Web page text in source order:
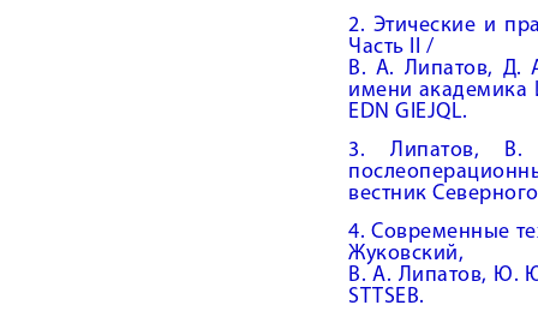
2. Этические и
Часть II /
В. А. Липатов, Д.
имени академика
EDN GIEJQL.
3. Липатов, В.
вестник
4. Современные
Жуковский,
В. А. Липатов, Ю.
STTSEB.